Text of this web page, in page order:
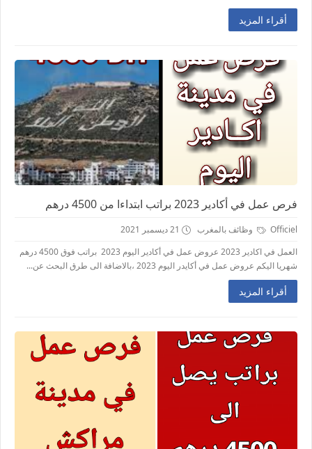
أقراء المزيد
فرص عمل في أكادير 2023 براتب ابتداءا من 4500 درهم
Officiel وظائف بالمغرب
21 ديسمبر 2021
العمل في اكادير 2023 عروض عمل في أكادير اليوم 2023 براتب فوق 4500 درهم
شهريا اليكم عروض عمل في أكايدر اليوم 2023 ،بالاضافة الى طرق البحث عن...
أقراء المزيد